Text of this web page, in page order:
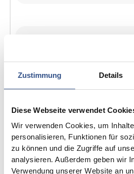
Zustimmung Details
Diese Webseite verwendet
Wir verwenden Cookies, um
personalisieren, Funktionen für
zu können und die Zugriffe auf
analysieren. Außerdem geben wir
Verwendung unserer Website an